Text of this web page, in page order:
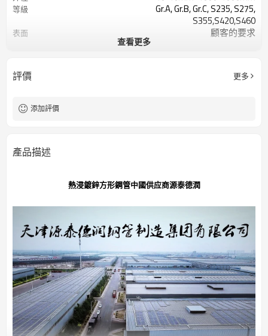
等級
Gr.A, Gr.B, Gr.C, S235, S275,
S355,S420,S460
表面 顧客的要求
最小起訂量
標準
Hollow section: ASTM
長度
認證
產地
查看更多
評價 更多
添加評價
產品描述
熱浸鍍鋅方形鋼管中國供应商源泰德潤